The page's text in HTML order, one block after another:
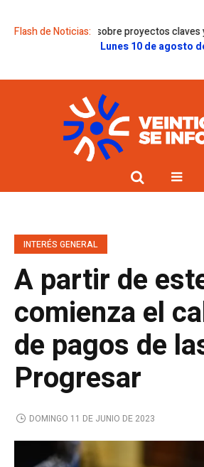
Flash de Noticias:sobre proyectos claves y la
Lunes 10 de agosto
INTERÉS GENERAL
A partir de
comienza el
de pagos de
Progresar
DOMINGO 11 DE JUNIO DE 2023